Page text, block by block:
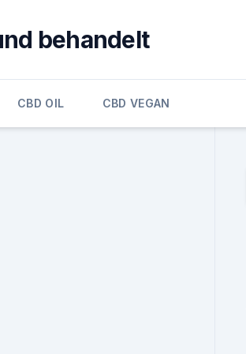
behandelt
CBD OIL CBD VEGAN